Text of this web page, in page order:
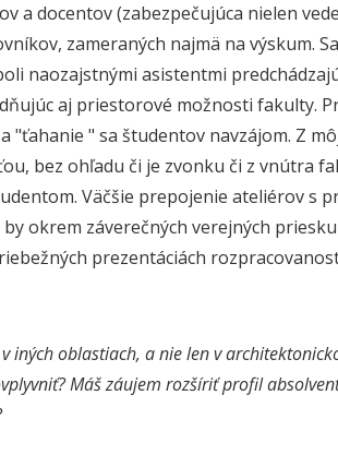
a docentov (zabezpečujúca nielen
zameraných najmä na výskum.
naozajstnými asistentmi
aj priestorové možnosti fakulty.
" sa študentov navzájom. Z
bez ohľadu či je zvonku či z vnútra
Väčšie prepojenie ateliérov s
okrem záverečných verejných
prezentáciách
iných oblastiach, a nie len v
Máš záujem rozšíriť profil